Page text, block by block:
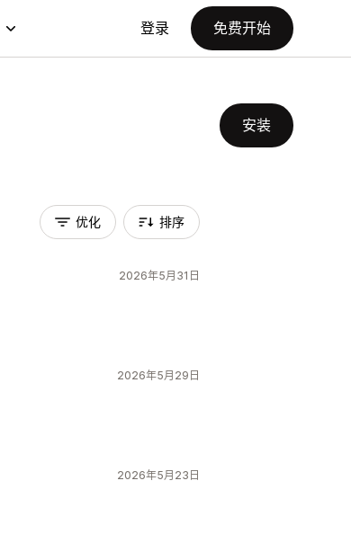
登录 免费开始
安装
优化 排序
2026年5月31日
2026年5月29日
2026年5月23日